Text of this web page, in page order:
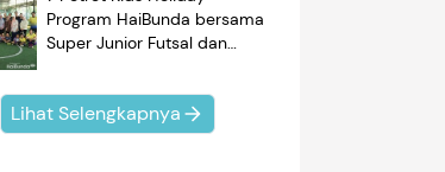
Program HaiBunda bersama
Super Junior Futsal dan
Kompak Banget!
Lihat Selengkapnya